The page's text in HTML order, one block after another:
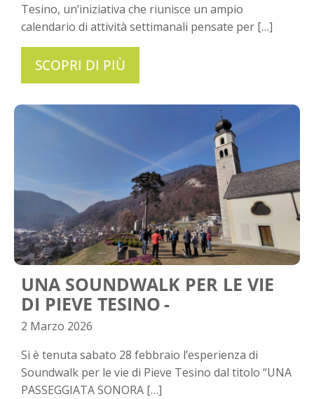
Tesino, un’iniziativa che riunisce un ampio
calendario di attività settimanali pensate per […]
SCOPRI DI PIÙ
UNA SOUNDWALK PER LE VIE
DI PIEVE TESINO
2 Marzo 2026
Si è tenuta sabato 28 febbraio l’esperienza di
Soundwalk per le vie di Pieve Tesino dal titolo “UNA
PASSEGGIATA SONORA […]